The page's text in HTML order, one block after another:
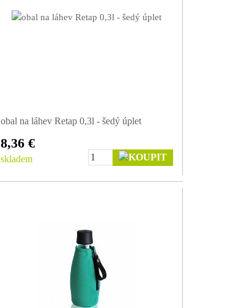
obal na láhev Retap 0,3l - šedý úplet
8,36 €
skladem